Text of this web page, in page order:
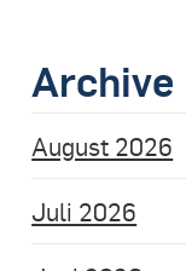
Archive
August 2026
Juli 2026